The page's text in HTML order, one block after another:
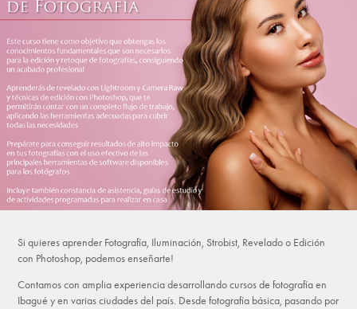
Si quieres aprender Fotografía, Iluminación, Strobist, Revelado o Edición
con Photoshop, podemos enseñarte!
Contamos con amplia experiencia desarrollando cursos de fotografía en
Ibagué y en varias ciudades del país. Desde fotografía básica, pasando por